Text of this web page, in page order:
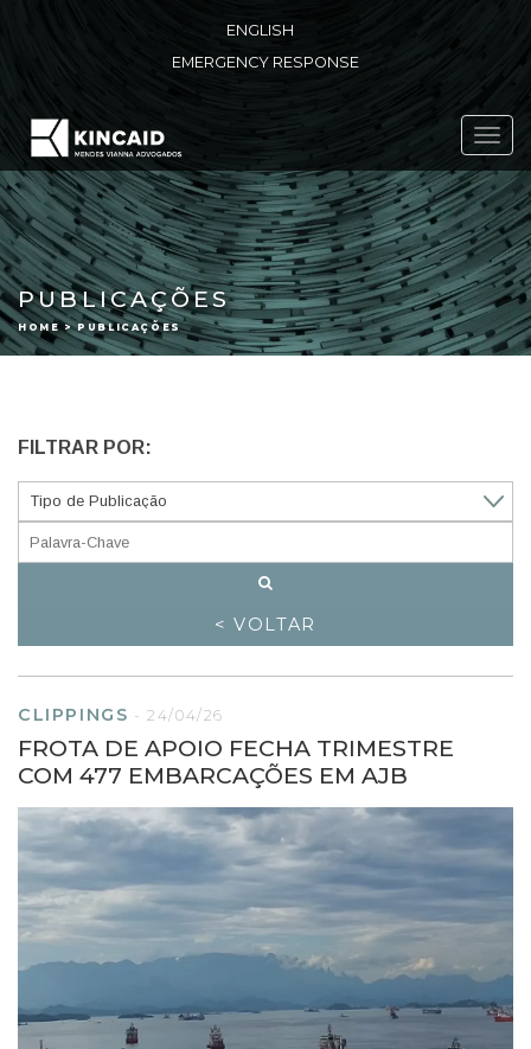
ENGLISH
EMERGENCY RESPONSE
PUBLICAÇÕES
HOME > PUBLICAÇÕES
FILTRAR POR:
< VOLTAR
CLIPPINGS - 24/04/26
FROTA DE APOIO FECHA TRIMESTRE
COM 477 EMBARCAÇÕES EM AJB